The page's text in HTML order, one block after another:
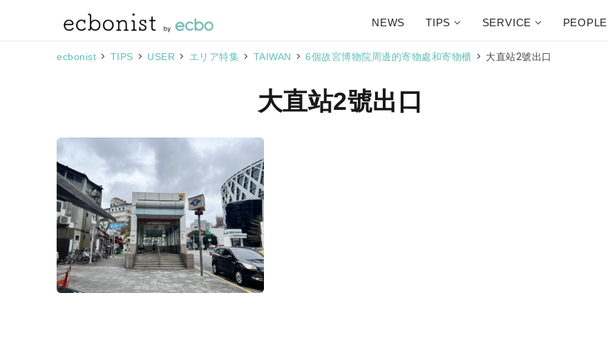
NEWS TIPS SERVICE PEOPLE
ecbonist > TIPS > USER > エリア特集 > TAIWAN > 6個故宮博物院周邊的寄物處和寄物櫃 > 大直站2號出口
大直站2號出口